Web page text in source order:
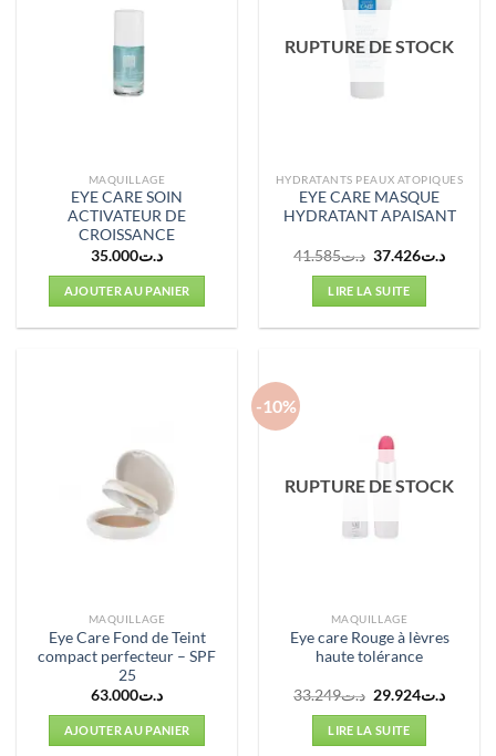
MAQUILLAGE
EYE CARE SOIN
ACTIVATEUR DE
CROISSANCE
د.ت35.000
AJOUTER AU PANIER
RUPTURE DE STOCK
HYDRATANTS PEAUX ATOPIQUES
EYE CARE MASQUE
HYDRATANT APAISANT
د.ت41.585
Le
initial
était :
د.ت37.426
Le
LIRE LA SUITE
MAQUILLAGE
Eye Care Fond de Teint
compact perfecteur – SPF
25
د.ت63.000
AJOUTER AU PANIER
-10%
RUPTURE DE STOCK
MAQUILLAGE
Eye care Rouge à lèvres
haute tolérance
د.ت33.249
Le
initial
était :
د.ت29.924
Le
LIRE LA SUITE